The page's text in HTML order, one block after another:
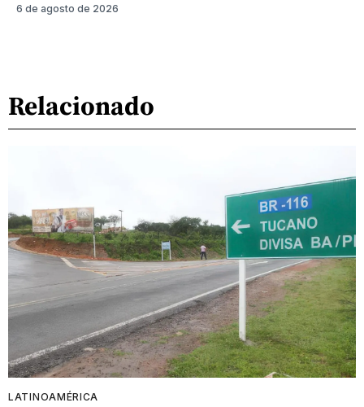
6 de agosto de 2026
Relacionado
LATINOAMÉRICA